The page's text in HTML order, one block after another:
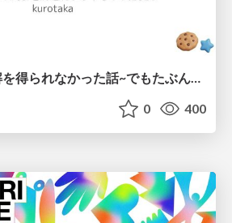
若手としての正解を得られなかった話~でもたぶん生きのこれる~
0 400